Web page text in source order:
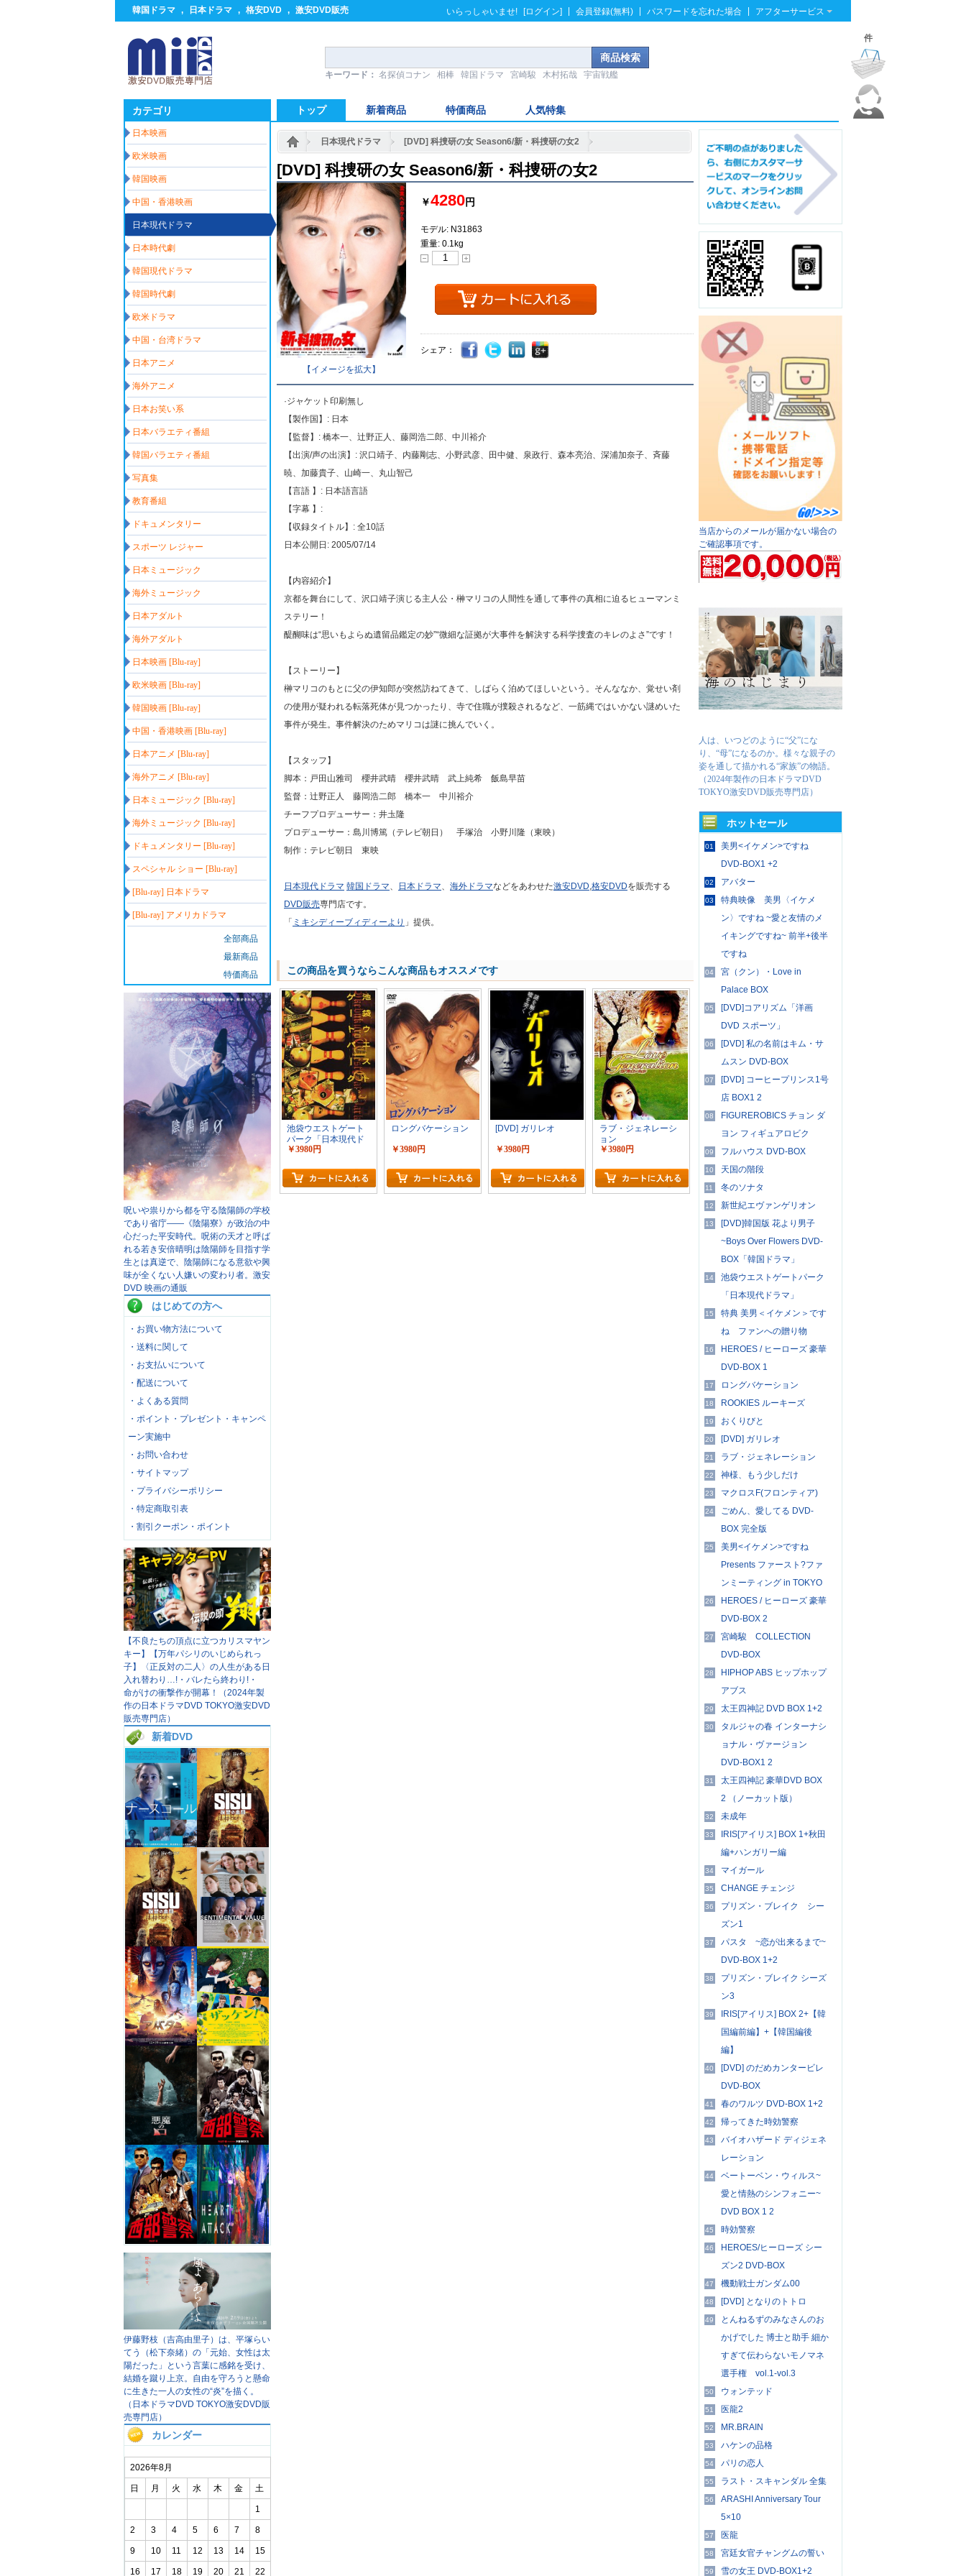
韓国ドラマ , 日本ドラマ , 格安DVD , 激安DVD販売 いらっしゃいませ! [ログイン] 会員登録(無料) パスワードを忘れた場合 アフターサービス
キーワード： 名探偵コナン 相棒 韓国ドラマ 宮崎駿 木村拓哉 宇宙戦艦
カテゴリ トップ 新着商品 特価商品 人気特集
件
日本映画
欧米映画
韓国映画
中国・香港映画
日本現代ドラマ
日本時代劇
韓国現代ドラマ
韓国時代劇
欧米ドラマ
中国・台湾ドラマ
日本アニメ
海外アニメ
日本お笑い系
日本バラエティ番組
韓国バラエティ番組
写真集
教育番組
ドキュメンタリー
スポーツ レジャー
日本ミュージック
海外ミュージック
日本アダルト
海外アダルト
日本映画 [Blu-ray]
欧米映画 [Blu-ray]
韓国映画 [Blu-ray]
中国・香港映画 [Blu-ray]
日本アニメ [Blu-ray]
海外アニメ [Blu-ray]
日本ミュージック [Blu-ray]
海外ミュージック [Blu-ray]
ドキュメンタリー [Blu-ray]
スペシャル ショー [Blu-ray]
[Blu-ray] 日本ドラマ
[Blu-ray] アメリカドラマ
全部商品
最新商品
特価商品
呪いや祟りから都を守る陰陽師の学校
であり省庁――《陰陽寮》が政治の中
心だった平安時代。呪術の天才と呼ば
れる若き安倍晴明は陰陽師を目指す学
生とは真逆で、陰陽師になる意欲や興
味が全くない人嫌いの変わり者。 激安
DVD 映画の通販
はじめての方へ
・お買い物方法について
・送料に関して
・お支払いについて
・配送について
・よくある質問
・ポイント・プレゼント・キャンペ
ーン実施中
・お問い合わせ
・サイトマップ
・プライバシーポリシー
・特定商取引表
・割引クーポン・ポイント
【不良たちの頂点に立つカリスマヤン
キー】【万年パシリのいじめられっ
子】〈正反対の二人〉の人生がある日
入れ替わり…!・バレたら終わり!・
命がけの衝撃作が開幕！（2024年製
作の日本ドラマDVD TOKYO激安DVD
販売専門店）
新着DVD
伊藤野枝（吉高由里子）は、平塚らい
てう（松下奈緒）の「元始、女性は太
陽だった」という言葉に感銘を受け、
結婚を蹴り上京。自由を守ろうと懸命
に生きた一人の女性の“炎”を描く。
（日本ドラマDVD TOKYO激安DVD販
売専門店）
カレンダー
2026年8月
日 月 火 水 木 金 土
1
2 3 4 5 6 7 8
9 10 11 12 13 14 15
16 17 18 19 20 21 22
日本現代ドラマ [DVD] 科捜研の女 Season6/新・科捜研の女2
[DVD] 科捜研の女 Season6/新・科捜研の女2
【イメージを拡大】
￥4280円
モデル: N31863
重量: 0.1kg
シェア：
·ジャケット印刷無し
【製作国】: 日本
【監督】: 橋本一、辻野正人、藤岡浩二郎、中川裕介
【出演/声の出演】: 沢口靖子、内藤剛志、小野武彦、田中健、泉政行、森本亮治、深浦加奈子、斉藤
暁、加藤貴子、山崎一、丸山智己
【言語 】: 日本語言語
【字幕 】:
【収録タイトル】: 全10話
日本公開日: 2005/07/14
【内容紹介】
京都を舞台にして、沢口靖子演じる主人公・榊マリコの人間性を通して事件の真相に迫るヒューマンミ
ステリー！
醍醐味は“思いもよらぬ遺留品鑑定の妙”“微細な証拠が大事件を解決する科学捜査のキレのよさ”です！
【ストーリー】
榊マリコのもとに父の伊知郎が突然訪ねてきて、しばらく泊めてほしいという。そんななか、覚せい剤
の使用が疑われる転落死体が見つかったり、寺で住職が撲殺されるなど、一筋縄ではいかない謎めいた
事件が発生。事件解決のためマリコは謎に挑んでいく。
【スタッフ】
脚本：戸田山雅司 櫻井武晴 櫻井武晴 武上純希 飯島早苗
監督：辻野正人 藤岡浩二郎 橋本一 中川裕介
チーフプロデューサー：井圡隆
プロデューサー：島川博篤（テレビ朝日） 手塚治 小野川隆（東映）
制作：テレビ朝日 東映
日本現代ドラマ 韓国ドラマ、 日本ドラマ、 海外ドラマなどをあわせた激安DVD,格安DVDを販売する
DVD販売専門店です。
「 ミキシディーブィディーより 」提供。
この商品を買うならこんな商品もオススメです
池袋ウエストゲート
パーク「日本現代ド
ラマ」
￥3980円
ロングバケーション
￥3980円
[DVD] ガリレオ
￥3980円
ラブ・ジェネレーシ
ョン
￥3980円
当店からのメールが届かない場合の
ご確認事項です。
人は、いつどのように“父”にな
り、“母”になるのか。様々な親子の
姿を通して描かれる“家族”の物語。
（2024年製作の日本ドラマDVD
TOKYO激安DVD販売専門店）
ホットセール
01
美男<イケメン>ですね
DVD-BOX1 +2
02 アバター
03
特典映像 美男〈イケメ
ン〉ですね ~愛と友情のメ
イキングですね~ 前半+後半
ですね
04
宮（クン）・Love in
Palace BOX
05
[DVD]コアリズム「洋画
DVD スポーツ」
06
[DVD] 私の名前はキム・サ
ムスン DVD-BOX
07
[DVD] コーヒープリンス1号
店 BOX1 2
08
FIGUREROBICS チョン ダ
ヨン フィギュアロビク
09 フルハウス DVD-BOX
10 天国の階段
11 冬のソナタ
12 新世紀エヴァンゲリオン
13
[DVD]韓国版 花より男子
~Boys Over Flowers DVD-
BOX「韓国ドラマ」
14
池袋ウエストゲートパーク
「日本現代ドラマ」
15
特典 美男＜イケメン＞です
ね ファンへの贈り物
16
HEROES / ヒーローズ 豪華
DVD-BOX 1
17 ロングバケーション
18 ROOKIES ルーキーズ
19 おくりびと
20 [DVD] ガリレオ
21 ラブ・ジェネレーション
22 神様、もう少しだけ
23 マクロスF(フロンティア)
24
ごめん、愛してる DVD-
BOX 完全版
25
美男<イケメン>ですね
Presents ファースト?ファ
ンミーティング in TOKYO
26
HEROES / ヒーローズ 豪華
DVD-BOX 2
27
宮崎駿 COLLECTION
DVD-BOX
28
HIPHOP ABS ヒップホップ
アブス
29 太王四神記 DVD BOX 1+2
30
タルジャの春 インターナシ
ョナル・ヴァージョン
DVD-BOX1 2
31
太王四神記 豪華DVD BOX
2 （ノーカット版）
32 未成年
33
IRIS[アイリス] BOX 1+秋田
編+ハンガリー編
34 マイガール
35 CHANGE チェンジ
36
プリズン・ブレイク シー
ズン1
37
パスタ ~恋が出来るまで~
DVD-BOX 1+2
38
プリズン・ブレイク シーズ
ン3
39
IRIS[アイリス] BOX 2+【韓
国編前編】+【韓国編後
編】
40
[DVD] のだめカンタービレ
DVD-BOX
41 春のワルツ DVD-BOX 1+2
42 帰ってきた時効警察
43
バイオハザード ディジェネ
レーション
44
ベートーベン・ウィルス~
愛と情熱のシンフォニー~
DVD BOX 1 2
45 時効警察
46
HEROES/ヒーローズ シー
ズン2 DVD-BOX
47 機動戦士ガンダム00
48 [DVD] となりのトトロ
49
とんねるずのみなさんのお
かげでした 博士と助手 細か
すぎて伝わらないモノマネ
選手権 vol.1-vol.3
50 ウォンテッド
51 医龍2
52 MR.BRAIN
53 ハケンの品格
54 パリの恋人
55 ラスト・スキャンダル 全集
56
ARASHI Anniversary Tour
5×10
57 医龍
58 宮廷女官チャングムの誓い
59 雪の女王 DVD-BOX1+2